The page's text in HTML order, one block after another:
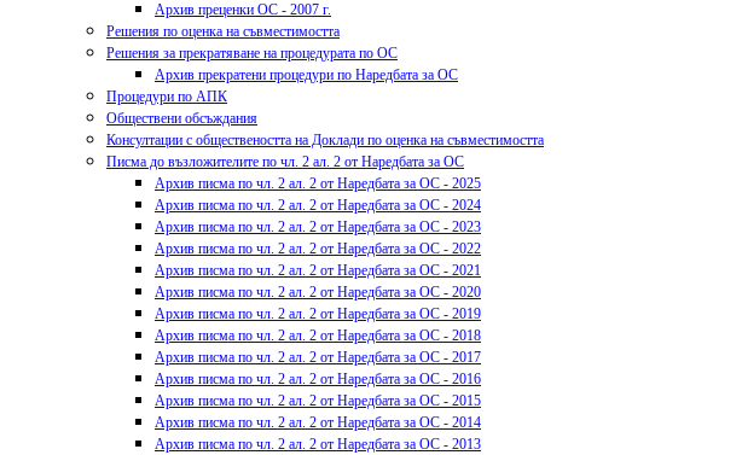
Архив преценки ОС - 2007 г.
Решения по оценка на съвместимостта
Решения за прекратяване на процедурата по ОС
Архив прекратени процедури по Наредбата за ОС
Процедури по АПК
Обществени обсъждания
Консултации с обществеността на Доклади по оценка на съвместимостта
Писма до възложителите по чл. 2 ал. 2 от Наредбата за ОС
Архив писма по чл. 2 ал. 2 от Наредбата за ОС - 2025
Архив писма по чл. 2 ал. 2 от Наредбата за ОС - 2024
Архив писма по чл. 2 ал. 2 от Наредбата за ОС - 2023
Архив писма по чл. 2 ал. 2 от Наредбата за ОС - 2022
Архив писма по чл. 2 ал. 2 от Наредбата за ОС - 2021
Архив писма по чл. 2 ал. 2 от Наредбата за ОС - 2020
Архив писма по чл. 2 ал. 2 от Наредбата за ОС - 2019
Архив писма по чл. 2 ал. 2 от Наредбата за ОС - 2018
Архив писма по чл. 2 ал. 2 от Наредбата за ОС - 2017
Архив писма по чл. 2 ал. 2 от Наредбата за ОС - 2016
Архив писма по чл. 2 ал. 2 от Наредбата за ОС - 2015
Архив писма по чл. 2 ал. 2 от Наредбата за ОС - 2014
Архив писма по чл. 2 ал. 2 от Наредбата за ОС - 2013